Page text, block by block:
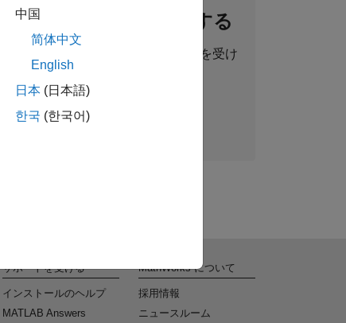
ネットワークに参加する
求人情報、ストーリー、最新情報を受け
取ることができます。
今すぐ参加
中国
简体中文
English
日本 (日本語)
한국 (한국어)
サポートを受ける
インストールのヘルプ
MATLAB Answers
MathWorks について
採用情報
ニュースルーム